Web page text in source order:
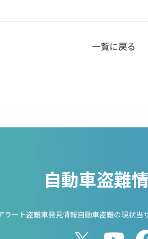
一覧に戻る
自動車盗難
ラート盗難車発見情報自動車盗難の現状当